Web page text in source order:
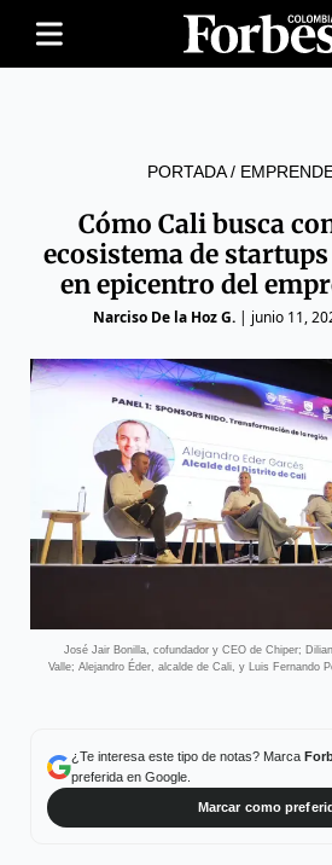
PORTADA/
Cómo Cali busca
ecosistema de
en epicentro del
Narciso De la Hoz G.| junio 11,
José Jair Bonilla, cofundador y CEO de Chiper;
Valle; Alejandro Éder, alcalde de Cali, y Luis Fernando
¿Te interesa este tipo de notas? Marca
preferida en Google.
Marcar como